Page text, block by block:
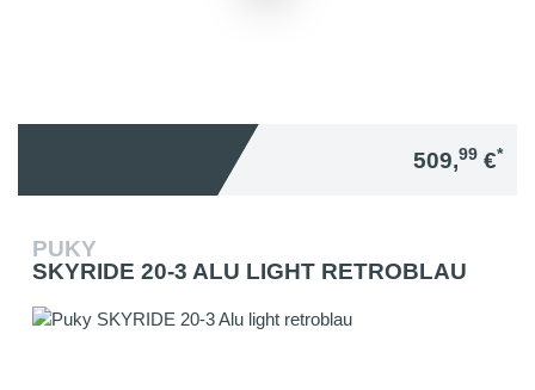
509,99 €*
PUKY
SKYRIDE 20-3 ALU LIGHT RETROBLAU